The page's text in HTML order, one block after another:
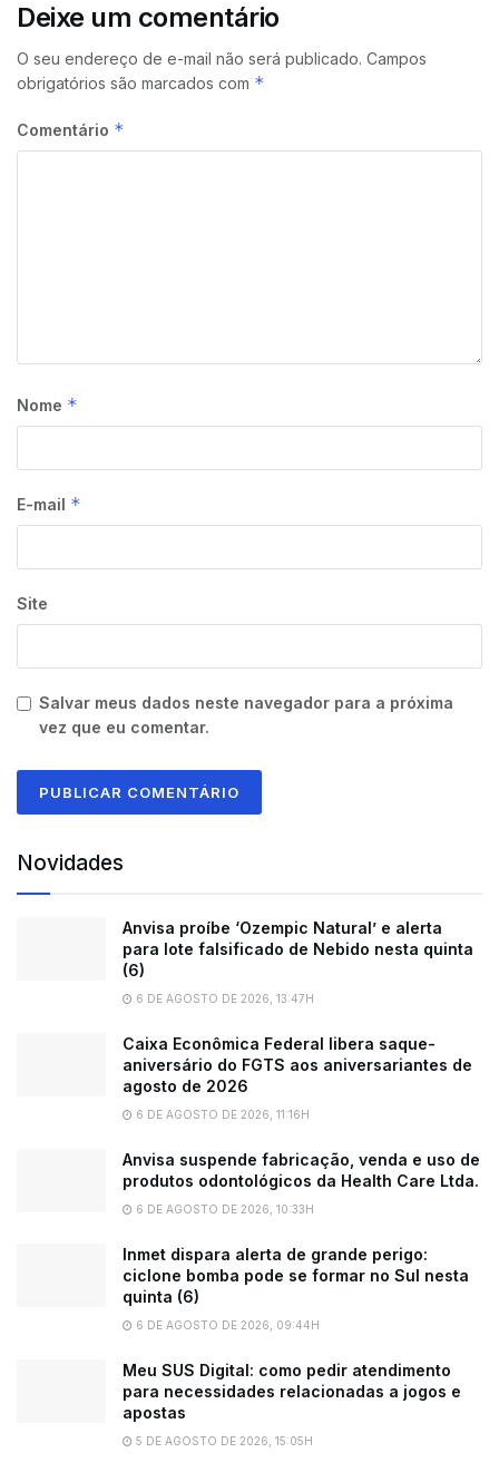
Deixe um comentário
O seu endereço de e-mail não será publicado. Campos
obrigatórios são marcados com *
Comentário *
Nome *
E-mail *
Site
Salvar meus dados neste navegador para a próxima
vez que eu comentar.
Novidades
Anvisa proíbe ‘Ozempic Natural’ e alerta
para lote falsificado de Nebido nesta quinta
(6)
6 DE AGOSTO DE 2026, 13:47H
Caixa Econômica Federal libera saque-
aniversário do FGTS aos aniversariantes de
agosto de 2026
6 DE AGOSTO DE 2026, 11:16H
Anvisa suspende fabricação, venda e uso de
produtos odontológicos da Health Care Ltda.
6 DE AGOSTO DE 2026, 10:33H
Inmet dispara alerta de grande perigo:
ciclone bomba pode se formar no Sul nesta
quinta (6)
6 DE AGOSTO DE 2026, 09:44H
Meu SUS Digital: como pedir atendimento
para necessidades relacionadas a jogos e
apostas
5 DE AGOSTO DE 2026, 15:05H